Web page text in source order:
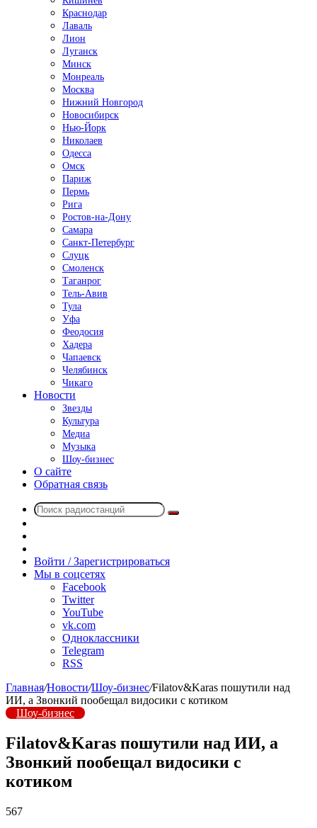
Краснодар
Лаваль
Лион
Луганск
Минск
Монреаль
Москва
Нижний Новгород
Новосибирск
Нью-Йорк
Николаев
Одесса
Омск
Париж
Пермь
Рига
Ростов-на-Дону
Самара
Санкт-Петербург
Слуцк
Смоленск
Таганрог
Тель-Авив
Тула
Уфа
Феодосия
Хадера
Чапаевск
Челябинск
Чикаго
Новости
Звезды
Культура
Медиа
Музыка
Шоу-бизнес
О сайте
Обратная связь
Поиск
радио
Войти / Зарегистрироваться
Мы в соцсетях
Facebook
Twitter
YouTube
vk.com
Одноклассники
Telegram
RSS
Главная/Новости/Шоу-бизнес/Filatov&Karas пошутили над
ИИ, а Звонкий пообещал видосики с котиком
Шоу-бизнес
Filatov&Karas пошутили над ИИ, а
Звонкий пообещал видосики с
котиком
567